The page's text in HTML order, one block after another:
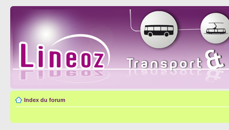
Index du forum